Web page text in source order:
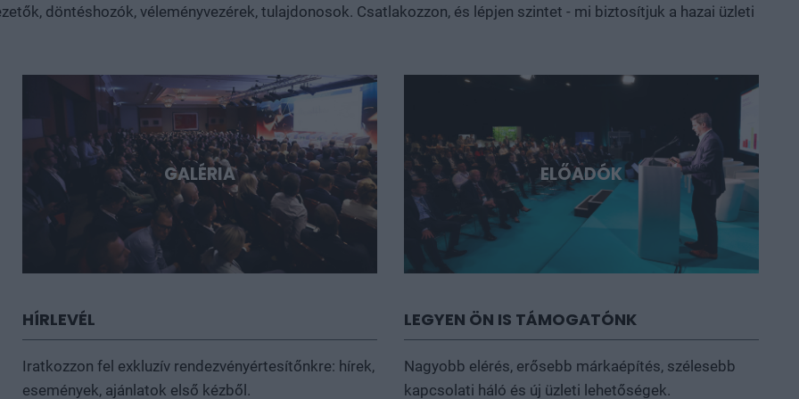
sztorijaiba.
döntéshozók, véleményvezérek, tulajdonosok. Csatlakozzon, és lépjen szintet - mi biztosítjuk a hazai üzleti
GALÉRIA ELŐADÓK
HÍRLEVÉL
Iratkozzon fel exkluzív rendezvényértesítőnkre: hírek,
események, ajánlatok első kézből.
LEGYEN ÖN IS TÁMOGATÓNK
Nagyobb elérés, erősebb márkaépítés, szélesebb
kapcsolati háló és új üzleti lehetőségek.